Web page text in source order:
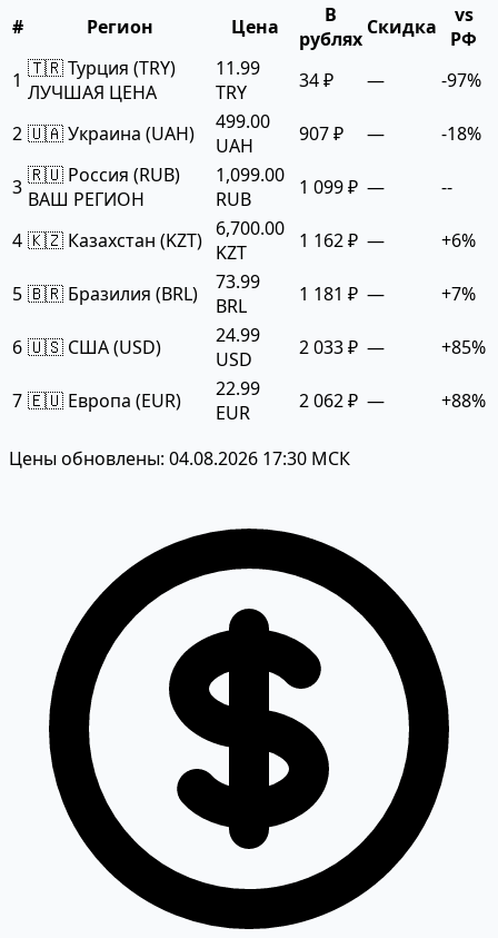
#
Регион Цена
В
рублях Скидка
vs
РФ
1 🇹🇷 Турция (TRY)
ЛУЧШАЯ ЦЕНА
11.99
TRY
34 ₽ — -97%
2 🇺🇦 Украина (UAH)
499.00
UAH
907 ₽ — -18%
3 🇷🇺 Россия (RUB)
ВАШ РЕГИОН
1,099.00
RUB
1 099 ₽ — --
4 🇰🇿 Казахстан (KZT) 6,700.00
KZT
1 162 ₽ — +6%
5 🇧🇷 Бразилия (BRL)
73.99
BRL
1 181 ₽ — +7%
6 🇺🇸 США (USD)
24.99
USD
2 033 ₽ — +85%
7 🇪🇺 Европа (EUR)
22.99
EUR
2 062 ₽ — +88%
Цены обновлены: 04.08.2026 17:30 МСК